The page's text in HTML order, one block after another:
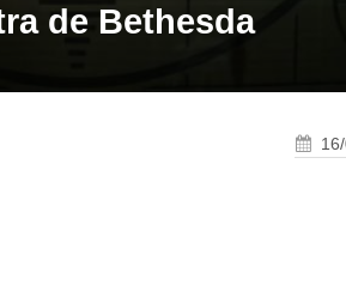
de Bethesda